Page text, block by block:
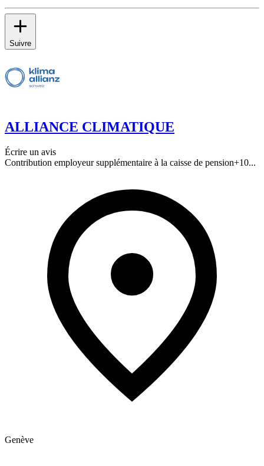
Suivre
ALLIANCE CLIMATIQUE
Écrire un avis
Contribution employeur supplémentaire à la caisse de pension+10...
Genève